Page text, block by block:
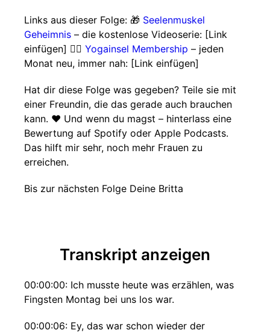
Links aus dieser Folge: 🎁 Seelenmuskel
Geheimnis – die kostenlose Videoserie: [Link
einfügen] 🧘‍♀️ Yogainsel Membership – jeden
Monat neu, immer nah: [Link einfügen]
Hat dir diese Folge was gegeben? Teile sie mit
einer Freundin, die das gerade auch brauchen
kann. ❤️ Und wenn du magst – hinterlass eine
Bewertung auf Spotify oder Apple Podcasts.
Das hilft mir sehr, noch mehr Frauen zu
erreichen.
Bis zur nächsten Folge Deine Britta
Transkript anzeigen
00:00:00: Ich musste heute was erzählen, was
Fingsten Montag bei uns los war.
00:00:06: Ey, das war schon wieder der